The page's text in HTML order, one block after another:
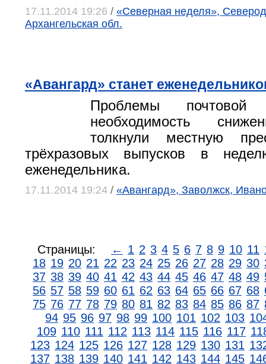
17.11.2014 19:26 / «Северная неделя»,
Архангельская обл.
«Авангард» станет
Проблемы
необходимость
толкнули местную
трёхразовых выпусков в
еженедельника.
17.11.2014 19:24 / «Авангард», Заволжск,
Страницы: ← 1 2 3 4 5 6 7 8 9 10 11
18 19 20 21 22 23 24 25 26 27 28 29 30
37 38 39 40 41 42 43 44 45 46 47 48 49
56 57 58 59 60 61 62 63 64 65 66 67 68
75 76 77 78 79 80 81 82 83 84 85 86 87
94 95 96 97 98 99 100 101 102 103
109 110 111 112 113 114 115 116 117
123 124 125 126 127 128 129 130 131
137 138 139 140 141 142 143 144 145